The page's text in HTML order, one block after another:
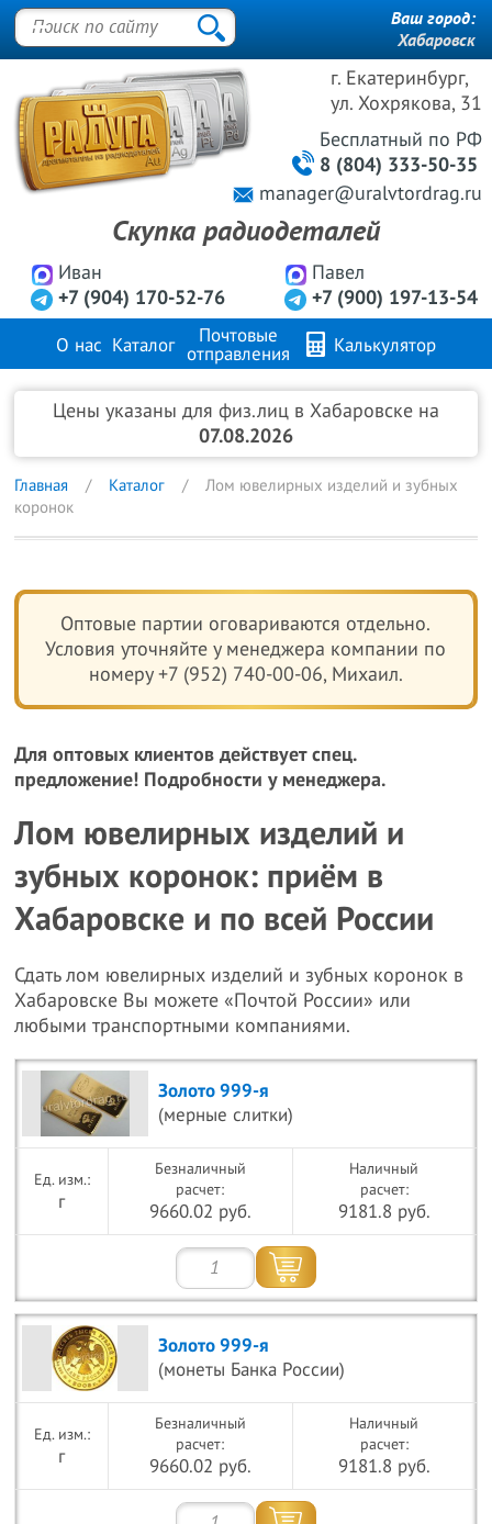
г. Екатеринбург,
ул. Хохрякова, 31
Иван
+7 (904) 170-52-76
Павел
+7 (900) 197-13-54
Бесплатный по РФ
8 (804) 333-50-35
manager@uralvtordrag.ru
Скупка радиодеталей
Ваш город:
Хабаровск
О нас Каталог
Почтовые
отправления
Калькулятор
Продажа металлов Контакты
Цены указаны для физ.лиц в Хабаровске на
07.08.2026
Главная Каталог
Лом ювелирных изделий и зубных
коронок
Оптовые партии оговариваются отдельно.
Условия уточняйте у менеджера компании по
номеру +7 (952) 740-00-06, Михаил.
Для оптовых клиентов действует спец.
предложение! Подробности у менеджера.
Лом ювелирных изделий и
зубных коронок: приём в
Хабаровске и по всей России
Сдать лом ювелирных изделий и зубных коронок в
Хабаровске Вы можете «Почтой России» или
любыми транспортными компаниями.
Золото 999-я
(мерные слитки)
г
Безналичный
расчет:
9660.02 руб.
Наличный
расчет:
9181.8 руб.
Золото 999-я
(монеты Банка России)
г
Безналичный
расчет:
9660.02 руб.
Наличный
расчет:
9181.8 руб.